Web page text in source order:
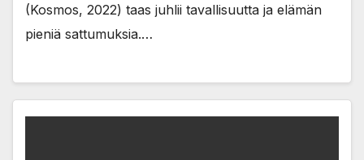
(Kosmos, 2022) taas juhlii tavallisuutta ja elämän
pieniä sattumuksia.…